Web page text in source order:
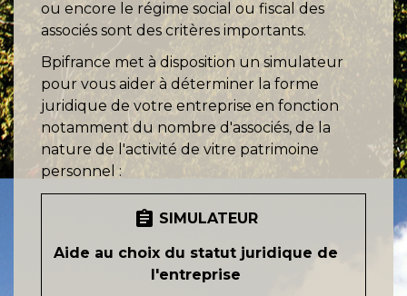
ou encore le régime social ou fiscal des
associés sont des critères importants.
Bpifrance met à disposition un simulateur
pour vous aider à déterminer la forme
juridique de votre entreprise en fonction
notamment du nombre d'associés, de la
nature de l'activité de vitre patrimoine
personnel :
assignment SIMULATEUR
Aide au choix du statut juridique de
l'entreprise